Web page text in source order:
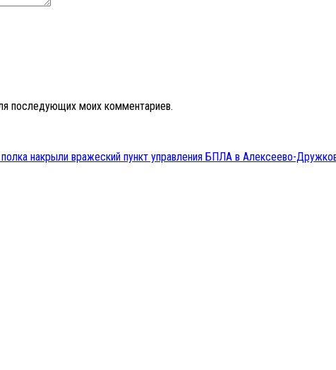
последующих моих комментариев.
накрыли вражеский пункт управления БПЛА в Алексеево-